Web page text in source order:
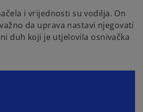
i vrijednosti su vodilja. On
da uprava nastavi njegovati
duh koji je utjelovila osnivačka